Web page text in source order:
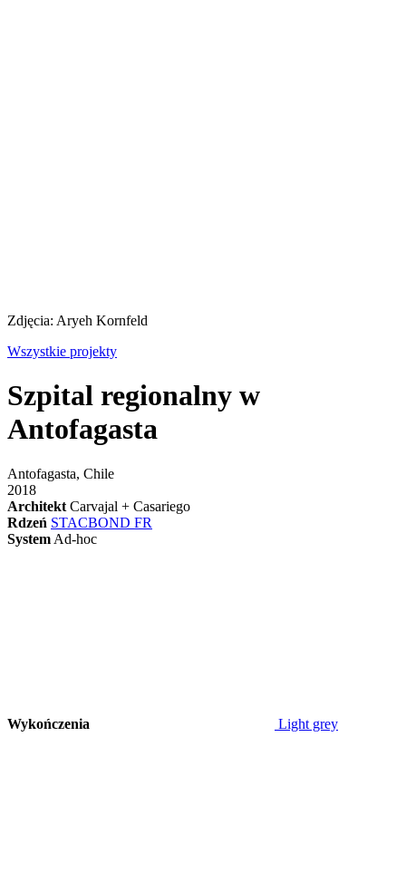
Zdjęcia: Aryeh Kornfeld
Wszystkie projekty
Szpital regionalny w
Antofagasta
Antofagasta, Chile
2018
Architekt Carvajal + Casariego
Rdzeń STACBOND FR
System Ad-hoc
Wykończenia Light grey